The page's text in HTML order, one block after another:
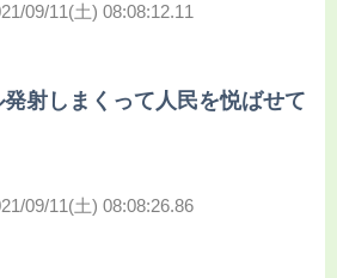
09/11(土) 08:08:12.11
射しまくって人民を悦ばせて
09/11(土) 08:08:26.86